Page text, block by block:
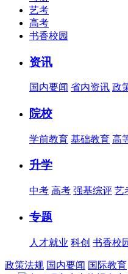
艺考
高考
书香校园
资讯
国内要闻 省内资讯 政
院校
学前教育 基础教育 高
升学
中考 高考 强基综评 艺
专题
人才就业 科创 书香校
政策法规 国内要闻 国际教育